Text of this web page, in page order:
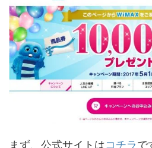
まず、公式サイトはコチラで